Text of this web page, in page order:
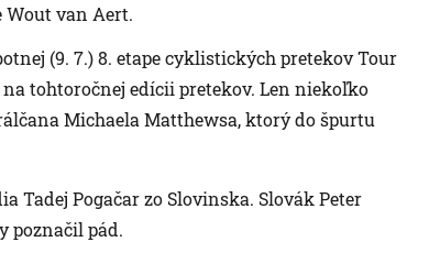
Wout van Aert.
(9. 7.) 8. etape cyklistických pretekov Tour
tohtoročnej edícii pretekov. Len niekoľko
Michaela Matthewsa, ktorý do špurtu
Tadej Pogačar zo Slovinska. Slovák Peter
poznačil pád.